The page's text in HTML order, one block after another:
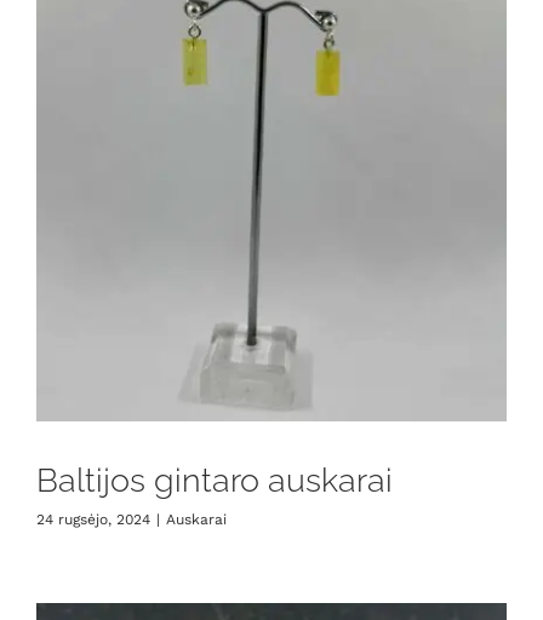
Baltijos gintaro auskarai
24 rugsėjo, 2024 | Auskarai